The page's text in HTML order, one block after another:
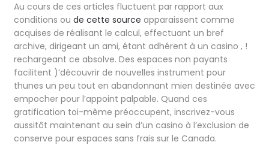
Au cours de ces articles fluctuent par rapport aux
conditions ou de cette source apparaissent comme
acquises de réalisant le calcul, effectuant un bref
archive, dirigeant un ami, étant adhérent à un casino , !
rechargeant ce absolve. Des espaces non payants
facilitent )’découvrir de nouvelles instrument pour
thunes un peu tout en abandonnant mien destinée avec
empocher pour l’appoint palpable. Quand ces
gratification toi-même préoccupent, inscrivez-vous
aussitôt maintenant au sein d’un casino à l’exclusion de
conserve pour espaces sans frais sur le Canada.